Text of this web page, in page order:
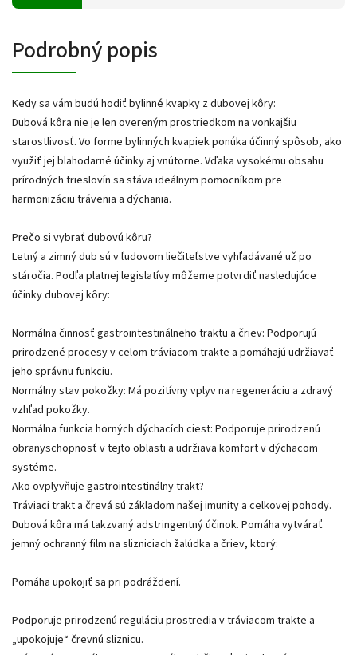
Podrobný popis
Kedy sa vám budú hodiť bylinné kvapky z dubovej kôry:
Dubová kôra nie je len overeným prostriedkom na vonkajšiu
starostlivosť. Vo forme bylinných kvapiek ponúka účinný spôsob, ako
využiť jej blahodarné účinky aj vnútorne. Vďaka vysokému obsahu
prírodných trieslovín sa stáva ideálnym pomocníkom pre
harmonizáciu trávenia a dýchania.
Prečo si vybrať dubovú kôru?
Letný a zimný dub sú v ľudovom liečiteľstve vyhľadávané už po
stáročia. Podľa platnej legislatívy môžeme potvrdiť nasledujúce
účinky dubovej kôry:
Normálna činnosť gastrointestinálneho traktu a čriev: Podporujú
prirodzené procesy v celom tráviacom trakte a pomáhajú udržiavať
jeho správnu funkciu.
Normálny stav pokožky: Má pozitívny vplyv na regeneráciu a zdravý
vzhľad pokožky.
Normálna funkcia horných dýchacích ciest: Podporuje prirodzenú
obranyschopnosť v tejto oblasti a udržiava komfort v dýchacom
systéme.
Ako ovplyvňuje gastrointestinálny trakt?
Tráviaci trakt a črevá sú základom našej imunity a celkovej pohody.
Dubová kôra má takzvaný adstringentný účinok. Pomáha vytvárať
jemný ochranný film na slizniciach žalúdka a čriev, ktorý:
Pomáha upokojiť sa pri podráždení.
Podporuje prirodzenú reguláciu prostredia v tráviacom trakte a
„upokojuje“ črevnú sliznicu.